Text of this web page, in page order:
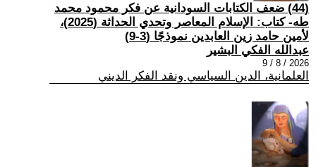
(44) ضعف الكتابات السودانية عن فكر محمود محمد
طه- كتاب: الإسلام المعاصر وتحدي الحداثة (2025)،
لأمين حامد زين العابدين نموذجًا (3-9)
عبدالله الفكي البشير
2026 / 8 / 9
العلمانية، الدين السياسي ونقد الفكر الديني